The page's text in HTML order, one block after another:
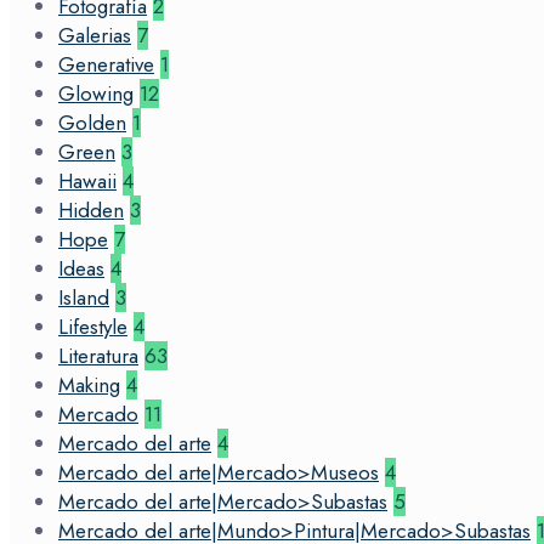
Fotografía 2
Galerias 7
Generative 1
Glowing 12
Golden 1
Green 3
Hawaii 4
Hidden 3
Hope 7
Ideas 4
Island 3
Lifestyle 4
Literatura 63
Making 4
Mercado 11
Mercado del arte 4
Mercado del arte|Mercado>Museos 4
Mercado del arte|Mercado>Subastas 5
Mercado del arte|Mundo>Pintura|Mercado>Subastas 1